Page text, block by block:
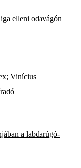
elleni odavágón
Vinícius
a labdarúgó-